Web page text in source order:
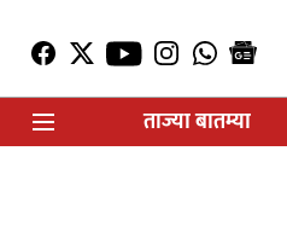
ताज्या बातम्या